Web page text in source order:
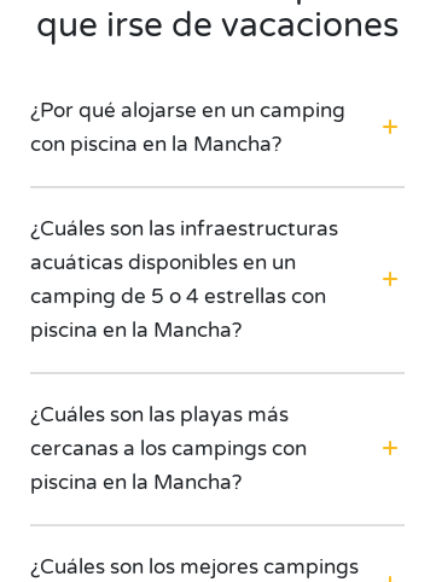
que irse de vacaciones
¿Por qué alojarse en un camping
con piscina en la Mancha?
¿Cuáles son las infraestructuras
acuáticas disponibles en un
camping de 5 o 4 estrellas con
piscina en la Mancha?
¿Cuáles son las playas más
cercanas a los campings con
piscina en la Mancha?
¿Cuáles son los mejores campings